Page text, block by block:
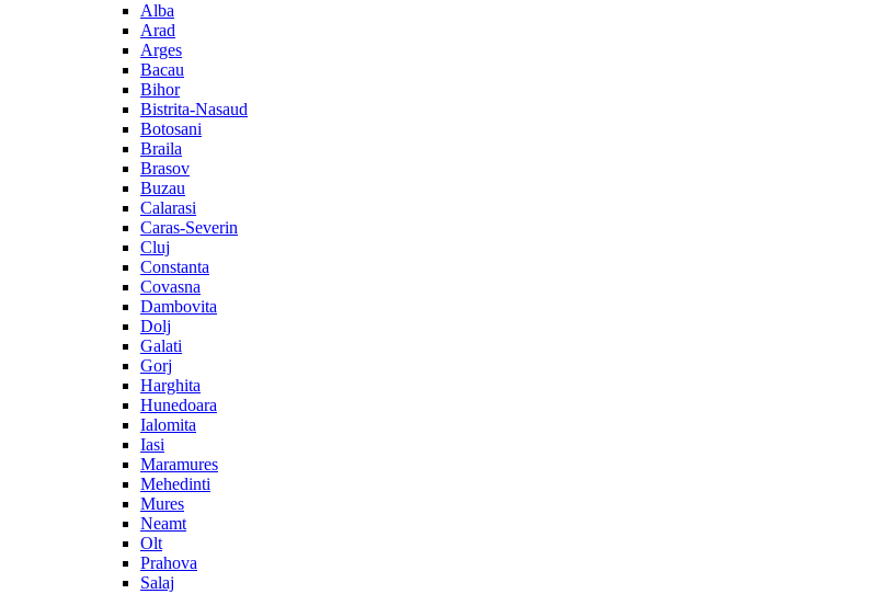
Alba
Arad
Arges
Bacau
Bihor
Bistrita-Nasaud
Botosani
Braila
Brasov
Buzau
Calarasi
Caras-Severin
Cluj
Constanta
Covasna
Dambovita
Dolj
Galati
Gorj
Harghita
Hunedoara
Ialomita
Iasi
Maramures
Mehedinti
Mures
Neamt
Olt
Prahova
Salaj